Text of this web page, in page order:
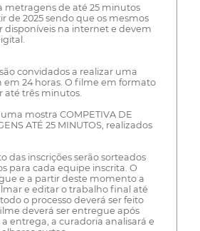
metragens de até 25 minutos
de 2025 sendo que os mesmos
disponíveis na internet e devem
convidados a realizar uma
24 horas. O filme em formato
até três minutos.
mostra COMPETIVA DE
ATÉ 25 MINUTOS, realizados
das inscrições serão sorteados
para cada equipe inscrita. O
e a partir deste momento a
e editar o trabalho final até
o processo deverá ser feito
deverá ser entregue após
a entrega, a curadoria analisará e